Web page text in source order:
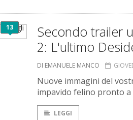
13
Secondo trailer
2: L'ultimo
DI EMANUELE MANCO
Nuove immagini del
impavido felino pronto
LEGGI